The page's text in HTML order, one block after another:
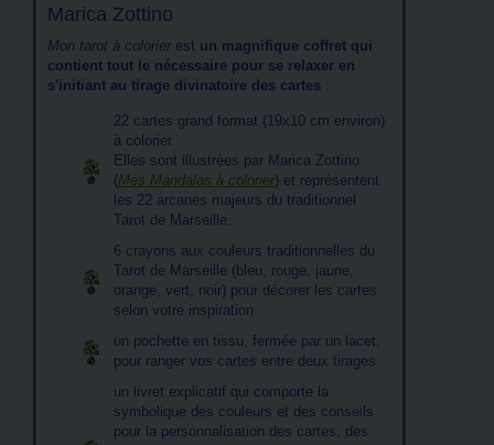
Marica Zottino
Mon tarot à colorierest un magnifique coffret qui
contient tout le nécessaire pour se relaxer en
s'initiant au tirage divinatoire des cartes :
22 cartes grand format (19x10 cm environ)
à colorier.
Elles sont illustrées par Marica Zottino
(Mes Mandalas à colorier) et représentent
les 22 arcanes majeurs du traditionnel
Tarot de Marseille.
6 crayons aux couleurs traditionnelles du
Tarot de Marseille (bleu, rouge, jaune,
orange, vert, noir) pour décorer les cartes
selon votre inspiration
un pochette en tissu, fermée par un lacet,
pour ranger vos cartes entre deux tirages
un livret explicatif qui comporte la
symbolique des couleurs et des conseils
pour la personnalisation des cartes, des